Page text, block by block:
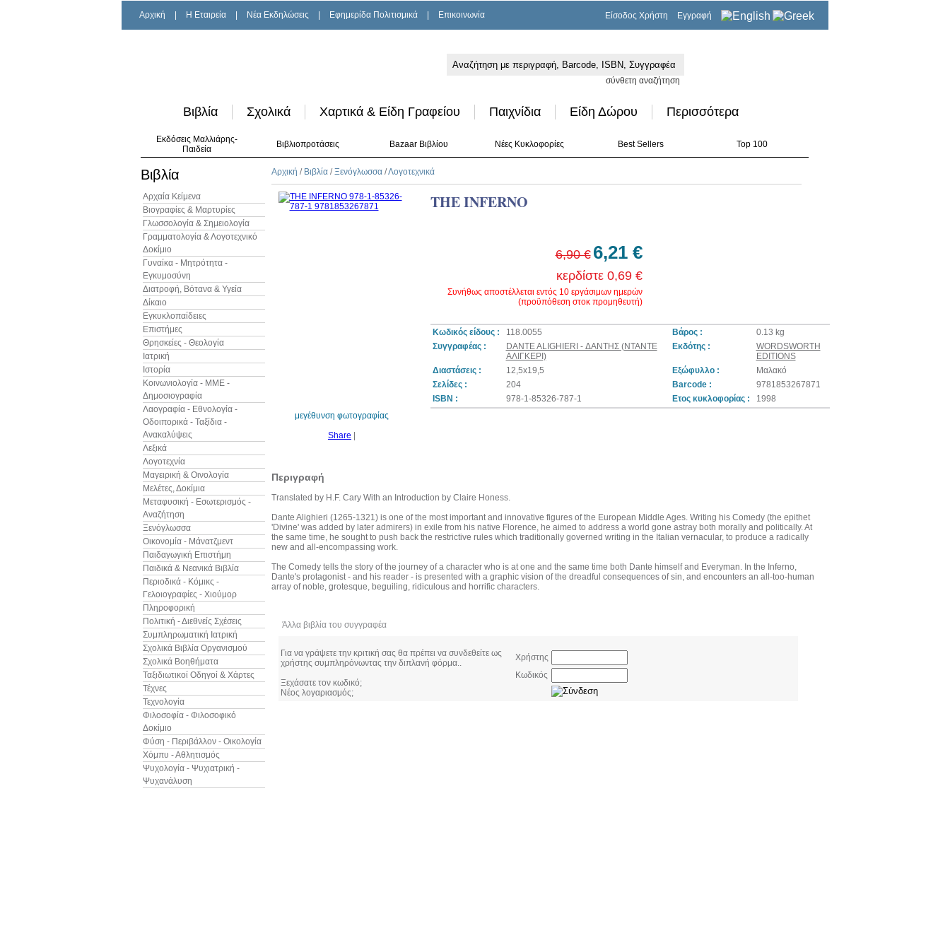
Αρχική H Εταιρεία Νέα Εκδηλώσεις Εφημερίδα Πολιτισμικά Επικοινωνία Είσοδος Χρήστη Εγγραφή
σύνθετη αναζήτηση
Βιβλία Σχολικά Χαρτικά & Είδη Γραφείου Παιχνίδια Είδη Δώρου Περισσότερα
Εκδόσεις Μαλλιάρης-
Παιδεία
Βιβλιοπροτάσεις Bazaar Βιβλίου Νέες Κυκλοφορίες Best Sellers Top 100
Βιβλία
Αρχαία Κείμενα
Βιογραφίες & Μαρτυρίες
Γλωσσολογία & Σημειολογία
Γραμματολογία & Λογοτεχνικό
Δοκίμιο
Γυναίκα - Μητρότητα -
Εγκυμοσύνη
Διατροφή, Βότανα & Υγεία
Δίκαιο
Εγκυκλοπαίδειες
Επιστήμες
Θρησκείες - Θεολογία
Ιατρική
Ιστορία
Κοινωνιολογία - ΜΜΕ -
Δημοσιογραφία
Λαογραφία - Εθνολογία -
Οδοιπορικά - Ταξίδια -
Ανακαλύψεις
Λεξικά
Λογοτεχνία
Μαγειρική & Οινολογία
Μελέτες, Δοκίμια
Μεταφυσική - Εσωτερισμός -
Αναζήτηση
Ξενόγλωσσα
Οικονομία - Μάνατζμεντ
Παιδαγωγική Επιστήμη
Παιδικά & Νεανικά Βιβλία
Περιοδικά - Κόμικς -
Γελοιογραφίες - Χιούμορ
Πληροφορική
Πολιτική - Διεθνείς Σχέσεις
Συμπληρωματική Ιατρική
Σχολικά Βιβλία Οργανισμού
Σχολικά Βοηθήματα
Ταξιδιωτικοί Οδηγοί & Χάρτες
Τέχνες
Τεχνολογία
Φιλοσοφία - Φιλοσοφικό
Δοκίμιο
Φύση - Περιβάλλον - Οικολογία
Χόμπυ - Αθλητισμός
Ψυχολογία - Ψυχιατρική -
Ψυχανάλυση
Αρχική / Βιβλία /Ξενόγλωσσα /Λογοτεχνικά
μεγέθυνση φωτογραφίας
Share
THE INFERNO
6,90 € 6,21 €
κερδίστε 0,69 €
Συνήθως αποστέλλεται εντός 10 εργάσιμων ημερών
(προϋπόθεση στοκ προμηθευτή)
Κωδικός είδους : 118.0055 Βάρος :
0.13 kg
Συγγραφέας :
DANTE ALIGHIERI - ΔΑΝΤΗΣ (ΝΤΑΝΤΕ
ΑΛΙΓΚΕΡΙ)
Εκδότης :
WORDSWORTH
EDITIONS
Διαστάσεις :
12,5x19,5 Εξώφυλλο :
Μαλακό
Σελίδες :
204 Barcode :
9781853267871
ISBN :
978-1-85326-787-1 Ετος κυκλοφορίας : 1998
Περιγραφή
Translated by H.F. Cary With an Introduction by Claire Honess.
Dante Alighieri (1265-1321) is one of the most important and innovative figures of the European Middle Ages. Writing his Comedy (the epithet
'Divine' was added by later admirers) in exile from his native Florence, he aimed to address a world gone astray both morally and politically. At
the same time, he sought to push back the restrictive rules which traditionally governed writing in the Italian vernacular, to produce a radically
new and all-encompassing work.
The Comedy tells the story of the journey of a character who is at one and the same time both Dante himself and Everyman. In the Inferno,
Dante's protagonist - and his reader - is presented with a graphic vision of the dreadful consequences of sin, and encounters an all-too-human
array of noble, grotesque, beguiling, ridiculous and horrific characters.
Άλλα βιβλία του συγγραφέα
Για να γράψετε την κριτική σας θα πρέπει να συνδεθείτε ως
χρήστης συμπληρόνωντας την διπλανή φόρμα..
Ξεχάσατε τον κωδικό;
Νέος λογαριασμός;
Χρήστης
Κωδικός